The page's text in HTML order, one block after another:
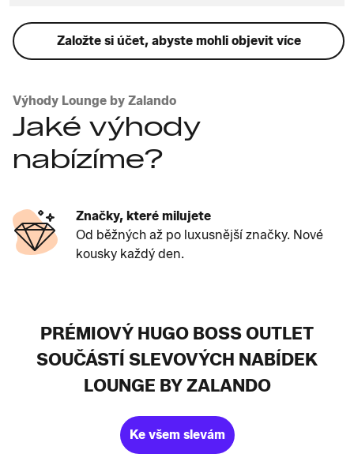
Založte si účet, abyste mohli objevit více
Výhody Lounge by Zalando
Jaké výhody
nabízíme?
Značky, které milujete
Od běžných až po luxusnější značky. Nové
kousky každý den.
PRÉMIOVÝ HUGO BOSS OUTLET
SOUČÁSTÍ SLEVOVÝCH NABÍDEK
LOUNGE BY ZALANDO
Ke všem slevám